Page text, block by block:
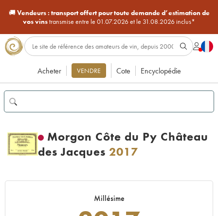
🚚Vendeurs : transport offert pour toute demande d’estimation de
vos vinstransmise entre le 01.07.2026 et le 31.08.2026 inclus*
Acheter VENDRE Cote Encyclopédie
Morgon Côte du Py Château
des Jacques 2017
Millésime